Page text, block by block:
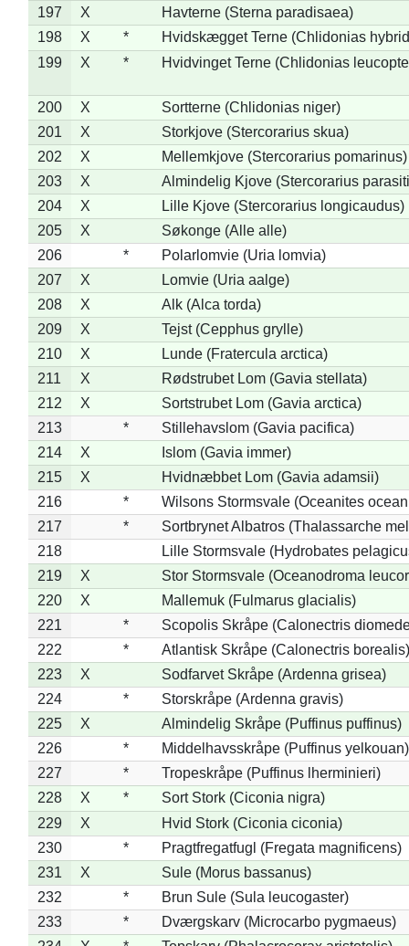
197
X
Havterne (Sterna paradisaea)
198
X *
Hvidskægget Terne (Chlidonias
199
X * Hvidvinget Terne (Chlidonias
200 X
Sortterne (Chlidonias niger)
201
X
Storkjove (Stercorarius skua)
202
X
Mellemkjove (Stercorarius pomarinus)
203
X
Almindelig Kjove (Stercorarius
204
X
Lille Kjove (Stercorarius longicaudus)
205
X
Søkonge (Alle alle)
206
*
Polarlomvie (Uria lomvia)
207
X
Lomvie (Uria aalge)
208
X
Alk (Alca torda)
209
X
Tejst (Cepphus grylle)
210
X
Lunde (Fratercula arctica)
211
X
Rødstrubet Lom (Gavia stellata)
212
X
Sortstrubet Lom (Gavia arctica)
213
*
Stillehavslom (Gavia pacifica)
214
X
Islom (Gavia immer)
215
X
Hvidnæbbet Lom (Gavia adamsii)
216
*
Wilsons Stormsvale (Oceanites
217
*
Sortbrynet Albatros (Thalassarche
218
Lille Stormsvale (Hydrobates
219
X
Stor Stormsvale (Oceanodroma
220
X
Mallemuk (Fulmarus glacialis)
221
*
Scopolis Skråpe (Calonectris
222
*
Atlantisk Skråpe (Calonectris borealis)
223
X
Sodfarvet Skråpe (Ardenna grisea)
224
*
Storskråpe (Ardenna gravis)
225
X
Almindelig Skråpe (Puffinus puffinus)
226
*
Middelhavsskråpe (Puffinus yelkouan)
227
*
Tropeskråpe (Puffinus lherminieri)
228
X *
Sort Stork (Ciconia nigra)
229
X
Hvid Stork (Ciconia ciconia)
230
*
Pragtfregatfugl (Fregata magnificens)
231
X
Sule (Morus bassanus)
232
*
Brun Sule (Sula leucogaster)
233
*
Dværgskarv (Microcarbo pygmaeus)